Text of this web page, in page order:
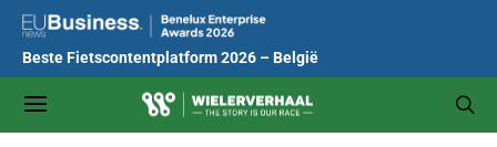
Beste Fietscontentplatform 2026 – België